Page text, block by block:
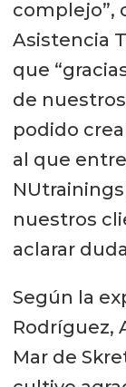
complejo”,
Asistencia
que
de
podido
al que
nuestros
aclarar
Según la
Rodríguez,
Mar de